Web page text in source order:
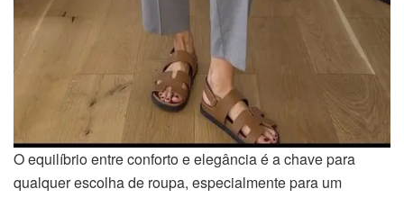
O equilíbrio entre conforto e elegância é a chave para
qualquer escolha de roupa, especialmente para um